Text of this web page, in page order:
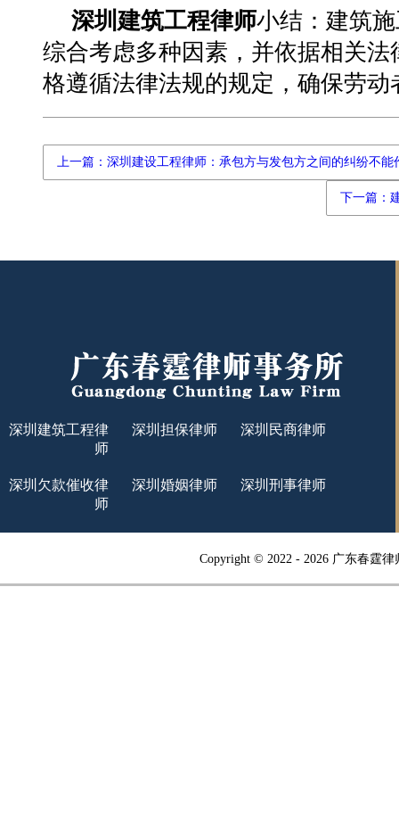
深圳建筑工程律师小结：建筑
综合考虑多种因素，并依据相关
格遵循法律法规的规定，确保劳
上一篇：深圳建设工程律师：承包方与发包方之间的纠纷不
下一篇：
深圳建筑工程律
师
深圳担保律师 深圳民商律师
深圳欠款催收律
师
深圳婚姻律师 深圳刑事律师
Copyright © 2022 - 2026 广东春霆